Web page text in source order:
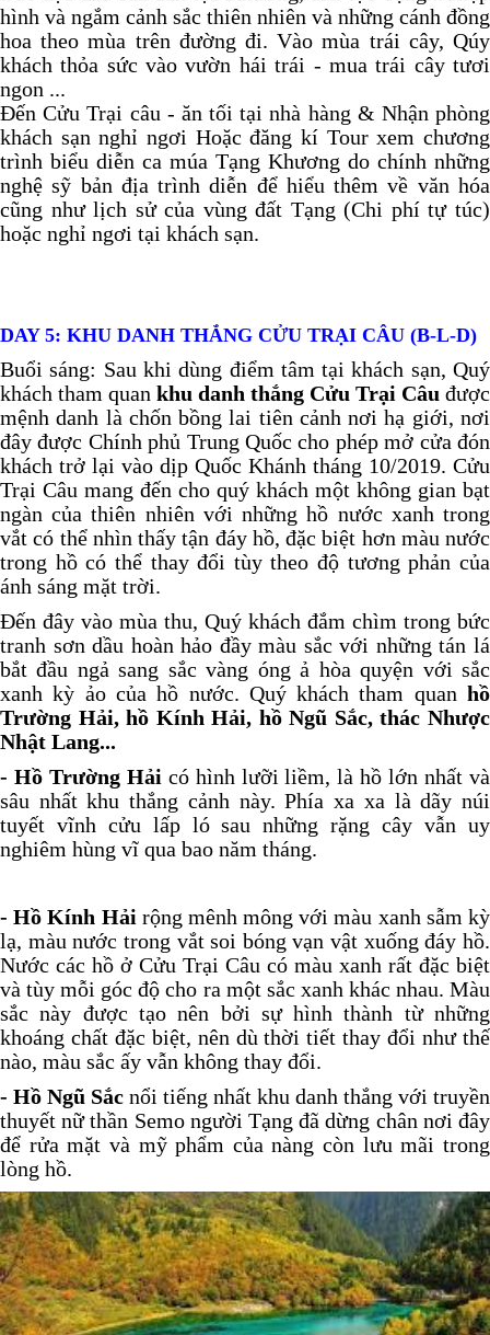
hình và ngắm cảnh sắc thiên nhiên và những cánh đồng
hoa theo mùa trên đường đi. Vào mùa trái cây, Qúy
khách thỏa sức vào vườn hái trái - mua trái cây tươi
ngon ...
Đến Cửu Trại câu - ăn tối tại nhà hàng & Nhận phòng
khách sạn nghỉ ngơi Hoặc đăng kí Tour xem chương
trình biểu diễn ca múa Tạng Khương do chính những
nghệ sỹ bản địa trình diễn để hiểu thêm về văn hóa
cũng như lịch sử của vùng đất Tạng (Chi phí tự túc)
hoặc nghỉ ngơi tại khách sạn.
DAY 5: KHU DANH THẮNG CỬU TRẠI CÂU (B-L-D)
Buổi sáng: Sau khi dùng điểm tâm tại khách sạn, Quý
khách tham quan khu danh thắng Cửu Trại Câu được
mệnh danh là chốn bồng lai tiên cảnh nơi hạ giới, nơi
đây được Chính phủ Trung Quốc cho phép mở cửa đón
khách trở lại vào dịp Quốc Khánh tháng 10/2019. Cửu
Trại Câu mang đến cho quý khách một không gian bạt
ngàn của thiên nhiên với những hồ nước xanh trong
vắt có thể nhìn thấy tận đáy hồ, đặc biệt hơn màu nước
trong hồ có thể thay đổi tùy theo độ tương phản của
ánh sáng mặt trời.
Đến đây vào mùa thu, Quý khách đắm chìm trong bức
tranh sơn dầu hoàn hảo đầy màu sắc với những tán lá
bắt đầu ngả sang sắc vàng óng ả hòa quyện với sắc
xanh kỳ ảo của hồ nước. Quý khách tham quan hồ
Trường Hải, hồ Kính Hải, hồ Ngũ Sắc, thác Nhược
Nhật Lang...
- Hồ Trường Hải có hình lưỡi liềm, là hồ lớn nhất và
sâu nhất khu thắng cảnh này. Phía xa xa là dãy núi
tuyết vĩnh cửu lấp ló sau những rặng cây vẫn uy
nghiêm hùng vĩ qua bao năm tháng.
- Hồ Kính Hải rộng mênh mông với màu xanh sẫm kỳ
lạ, màu nước trong vắt soi bóng vạn vật xuống đáy hồ.
Nước các hồ ở Cửu Trại Câu có màu xanh rất đặc biệt
và tùy mỗi góc độ cho ra một sắc xanh khác nhau. Màu
sắc này được tạo nên bởi sự hình thành từ những
khoáng chất đặc biệt, nên dù thời tiết thay đổi như thế
nào, màu sắc ấy vẫn không thay đổi.
- Hồ Ngũ Sắc nổi tiếng nhất khu danh thắng với truyền
thuyết nữ thần Semo người Tạng đã dừng chân nơi đây
để rửa mặt và mỹ phẩm của nàng còn lưu mãi trong
lòng hồ.